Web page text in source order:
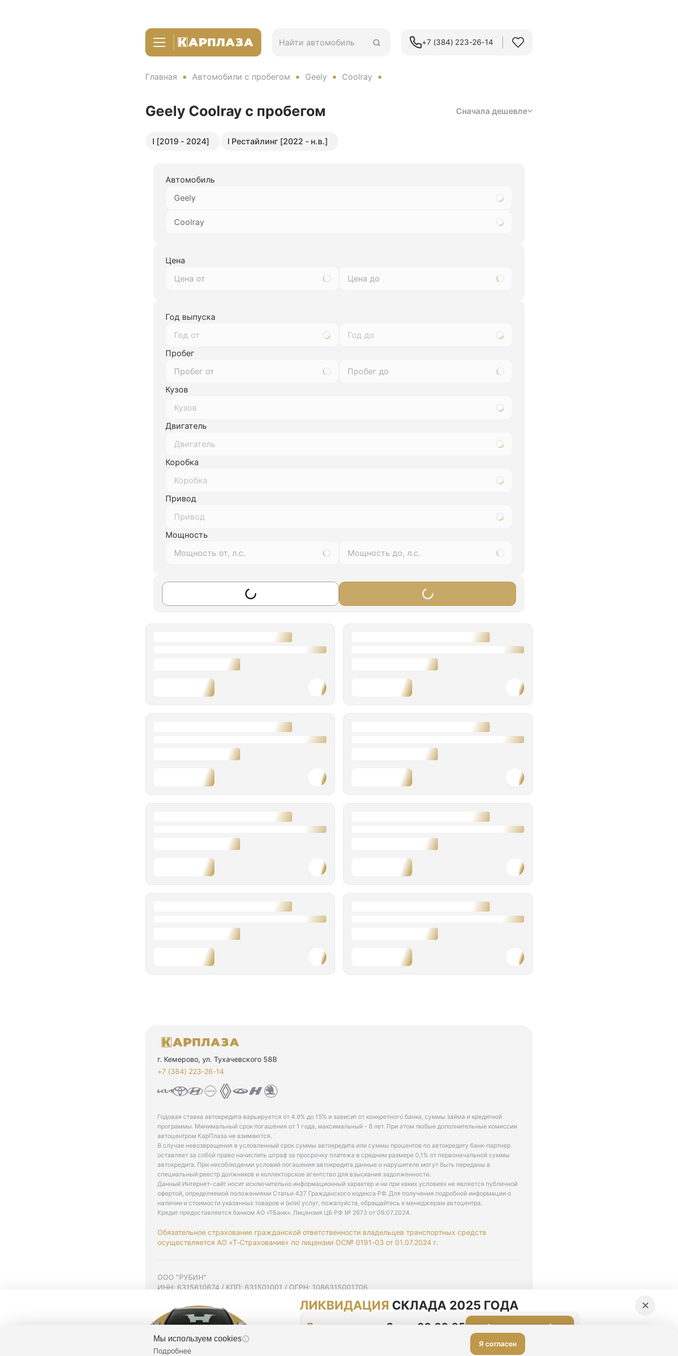
+7 (384) 223-26-14‬
Главная Автомобили с пробегом Geely Coolray
Geely Coolray с пробегом Сначала дешевле
I [2019 - 2024] I Рестайлинг [2022 - н.в.]
Автомобиль
Geely
Coolray
Цена
Год выпуска
Год от
Год до
Пробег
Кузов
Кузов
Двигатель
Двигатель
Коробка
Коробка
Привод
Привод
Мощность
г. Кемерово, ул. Тухачевского 58В
+7 (384) 223-26-14‬
Годовая ставка автокредита варьируется от 4.9% до 15% и зависит от конкретного банка, суммы займа и кредитной
программы. Минимальный срок погашения от 1 года, максимальный - 8 лет. При этом любые дополнительные комиссии
автоцентром КарПлаза не взимаются.
В случае невозвращения в условленный срок суммы автокредита или суммы процентов по автокредиту банк-партнер
оставляет за собой право начислить штраф за просрочку платежа в среднем размере 0,1% от первоначальной суммы
автокредита. При несоблюдении условий погашения автокредита данные о нарушителе могут быть переданы в
специальный реестр должников и коллекторское агентство для взыскания задолженности.
Данный Интернет-сайт носит исключительно информационный характер и ни при каких условиях не является публичной
офертой, определяемой положениями Статьи 437 Гражданского кодекса РФ. Для получения подробной информации о
наличии и стоимости указанных товаров и (или) услуг, пожалуйста, обращайтесь к менеджерам автоцентра.
Кредит предоставляется банком АО «ТБанк». Лицензия ЦБ РФ № 2673 от 09.07.2024.
Обязательное страхование гражданской ответственности владельцев транспортных средств
осуществляется АО «Т-Страхование» по лицензии ОС№ 0191-03 от 01.07.2024 г.
ООО "РУБИН"
ИНН: 6315610674 / КПП: 631501001 / ОГРН: 1086315001706
Согласие на рекламную рассылку
Политика конфиденциальности
Мы используем cookies
Подробнее
Я согласен
ЛИКВИДАЦИЯ СКЛАДА 2025 ГОДА
До конца акции 2 дня 00:39:24 Оставить заявку
×